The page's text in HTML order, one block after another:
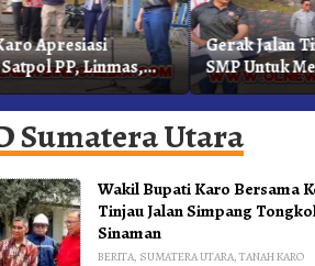
Apresiasi
PP, Linmas,
Kebakaran
Gerak Jalan
SMP Untuk
Ke-81 Dibuka
Sumatera Utara
Wakil Bupati Karo Bersama
Tinjau Jalan Simpang
Sinaman
BERITA, SUMATERA UTARA,TANAH KARO